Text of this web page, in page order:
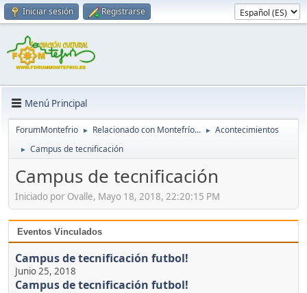
Iniciar sesión Registrarse
Menú Principal
ForumMontefrio ► Relacionado con Montefrío... ► Acontecimientos
► Campus de tecnificación
Campus de tecnificación
Iniciado por Ovalle, Mayo 18, 2018, 22:20:15 PM
Eventos Vinculados
Campus de tecnificación futbol!
Junio 25, 2018
Campus de tecnificación futbol!